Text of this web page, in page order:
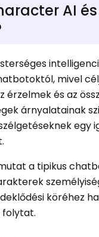
AI
mivel
érzelmek és az
árnyalatainak
egy
a tipikus
köréhez
folytat.